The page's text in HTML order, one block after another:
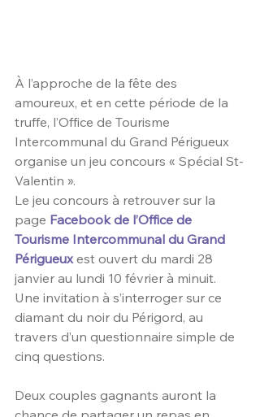
À l’approche de la fête des
amoureux, et en cette période de la
truffe, l’Office de Tourisme
Intercommunal du Grand Périgueux
organise un jeu concours « Spécial St-
Valentin ».
Le jeu concours à retrouver sur la
page Facebook de l’Office de
Tourisme Intercommunal du Grand
Périgueux est ouvert du mardi 28
janvier au lundi 10 février à minuit.
Une invitation à s’interroger sur ce
diamant du noir du Périgord, au
travers d’un questionnaire simple de
cinq questions.
Deux couples gagnants auront la